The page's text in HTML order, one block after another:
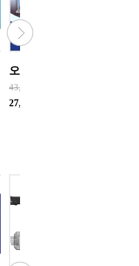
43,000원
27,950원